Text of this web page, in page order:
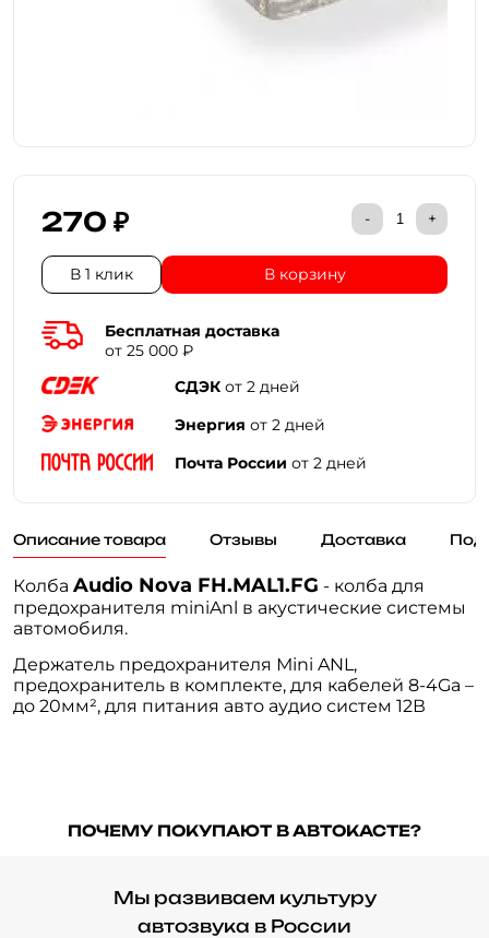
270 ₽ - +
В 1 клик В корзину
Бесплатная доставка
от 25 000 ₽
СДЭК от 2 дней
Энергия от 2 дней
Почта России от 2 дней
Описание товара Отзывы Доставка
Колба Audio Nova FH.MAL1.FG - колба для
предохранителя miniAnl в акустические системы
автомобиля.
Держатель предохранителя Мini ANL,
предохранитель в комплекте, для кабелей 8-4Ga –
до 20мм², для питания авто аудио систем 12В
ПОЧЕМУ ПОКУПАЮТ В АВТОКАСТЕ?
Мы развиваем культуру
автозвука в России